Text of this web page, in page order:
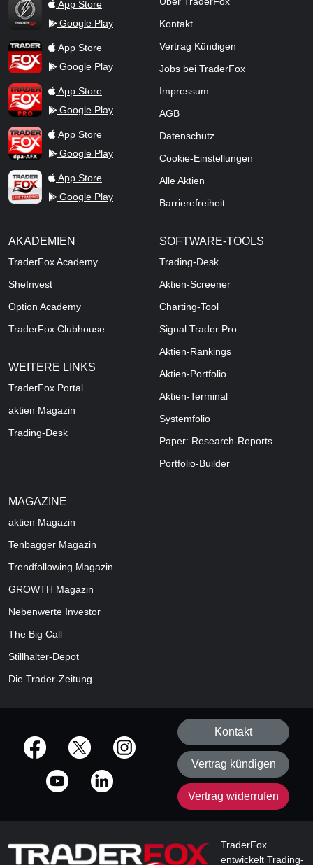
TraderFox Flash
App Store
Google Play
TraderFox AppApp Store
Google Play
TraderFox ProApp Store
Google Play
TraderFox dpa-AFX ProFeed
App Store
Google Play
TraderFox Live Trading
App Store
Google Play
Kontakt
Vertrag Kündigen
Jobs bei TraderFox
Impressum
AGB
Datenschutz
Cookie-Einstellungen
Alle Aktien
Barrierefreiheit
AKADEMIEN
TraderFox Academy
SheInvest
Option Academy
TraderFox Clubhouse
WEITERE LINKS
TraderFox Portal
aktien Magazin
Trading-Desk
SOFTWARE-TOOLS
Trading-Desk
Aktien-Screener
Charting-Tool
Signal Trader Pro
Aktien-Rankings
Aktien-Portfolio
Aktien-Terminal
Systemfolio
Paper: Research-Reports
Portfolio-Builder
MAGAZINE
aktien Magazin
Tenbagger Magazin
Trendfollowing Magazin
GROWTH Magazin
Nebenwerte Investor
The Big Call
Stillhalter-Depot
Die Trader-Zeitung
offizielle Social Media-Accounts
Kontakt
Vertrag kündigen
Vertrag widerrufen
TraderFox
entwickelt Trading-